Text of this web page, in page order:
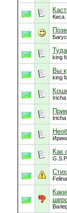
Киса
king
Вы
king
Iricha
Iricha
Как
Felina